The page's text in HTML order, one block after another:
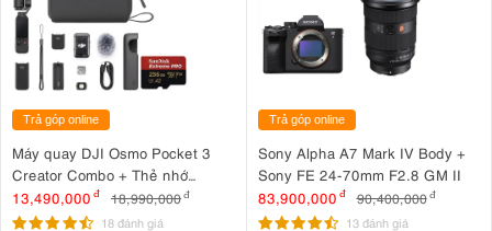
Trả góp online
Máy quay DJI Osmo Pocket 3
Creator Combo + Thẻ nhớ
MicroSDXC Sandisk Extreme
Pro 256GB 200MB/140MB/s
13,490,000 đ 18,990,000đ
18 đánh giá
Trả góp online
Sony Alpha A7 Mark IV Body +
Sony FE 24-70mm F2.8 GM II
83,900,000 đ 90,400,000 đ
13 đánh giá